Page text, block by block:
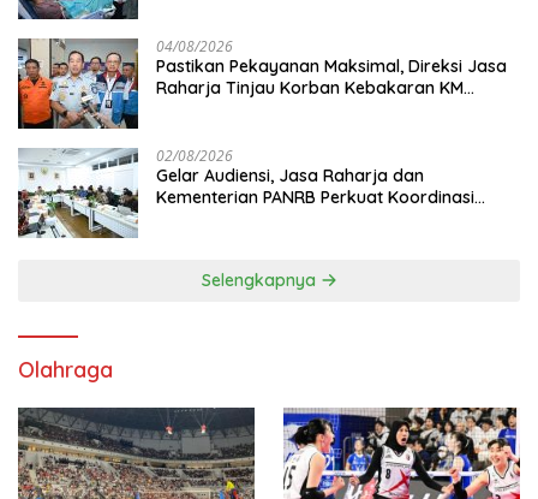
04/08/2026
Pastikan Pekayanan Maksimal, Direksi Jasa
Raharja Tinjau Korban Kebakaran KM
02/08/2026
Gelar Audiensi, Jasa Raharja dan
Kementerian PANRB Perkuat Koordinasi
Selengkapnya
Olahraga